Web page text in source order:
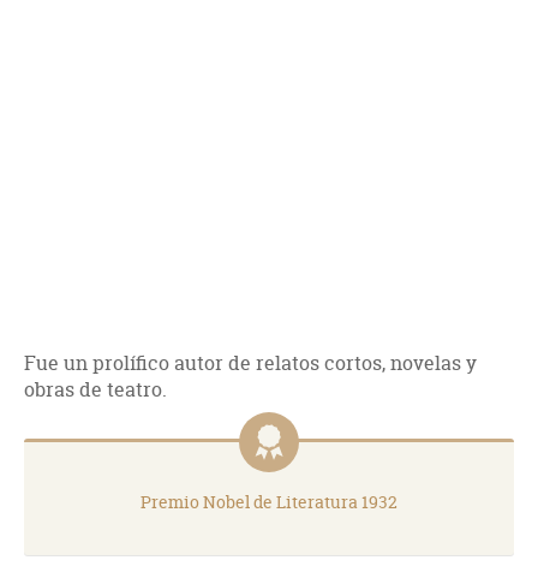
Fue un prolífico autor de relatos cortos, novelas y
obras de teatro.
Premio Nobel de Literatura 1932